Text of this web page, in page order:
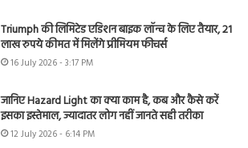
Triumph की लिमिटेड एडिशन बाइक लॉन्च के लिए तैयार, 21
लाख रुपये कीमत में मिलेंगे प्रीमियम फीचर्स
16 July 2026 - 3:17 PM
जानिए Hazard Light का क्या काम है, कब और कैसे करें
इसका इस्तेमाल, ज्यादातर लोग नहीं जानते सही तरीका
12 July 2026 - 6:14 PM